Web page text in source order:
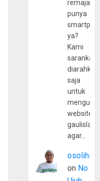
remaja
punya
ya?
Kami
sarankan,
diarahkan
saja
untuk
website
agar…
osolihin
on No